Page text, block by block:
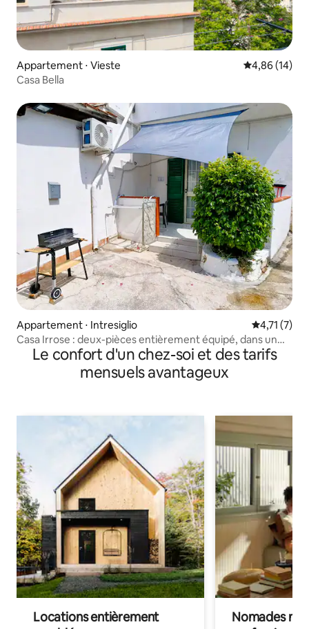
Appartement ⋅ Vieste Évaluation
4,86 (14)
Casa Bella
Appartement ⋅ Intresiglio Évaluation
4,71 (7)
Casa Irrose : deux-pièces entièrement équipé, dans un
quartier calme
Le confort d'un chez-soi et des tarifs
mensuels avantageux
Locations entièrement
Nomades